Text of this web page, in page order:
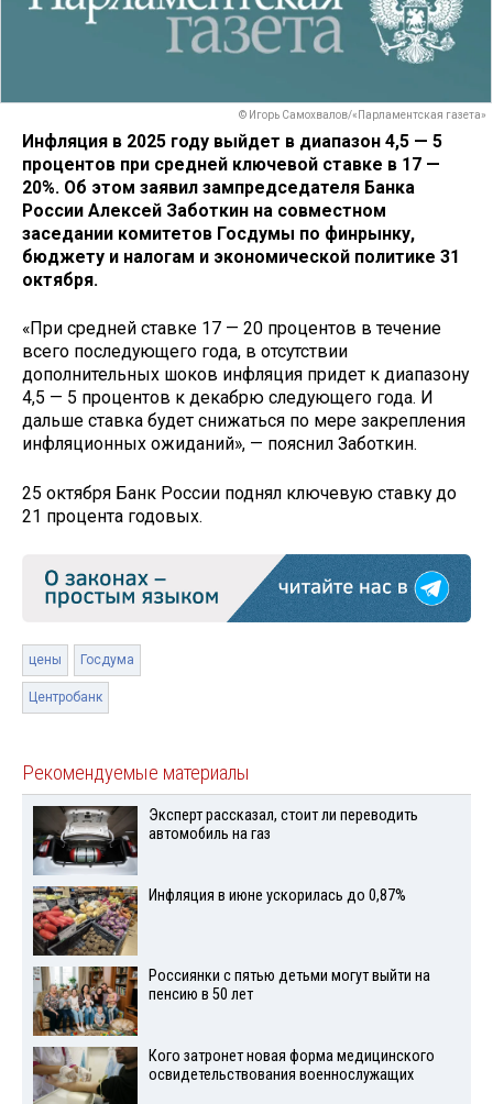
© Игорь Самохвалов/«Парламентская газета»
Инфляция в 2025 году выйдет в диапазон 4,5 — 5
процентов при средней ключевой ставке в 17 —
20%. Об этом заявил зампредседателя Банка
России Алексей Заботкин на совместном
заседании комитетов Госдумы по финрынку,
бюджету и налогам и экономической политике 31
октября.
«При средней ставке 17 — 20 процентов в течение
всего последующего года, в отсутствии
дополнительных шоков инфляция придет к диапазону
4,5 — 5 процентов к декабрю следующего года. И
дальше ставка будет снижаться по мере закрепления
инфляционных ожиданий», — пояснил Заботкин.
25 октября Банк России поднял ключевую ставку до
21 процента годовых.
цены Госдума
Центробанк
Рекомендуемые материалы
Эксперт рассказал, стоит ли переводить
автомобиль на газ
Инфляция в июне ускорилась до 0,87%
Россиянки с пятью детьми могут выйти на
пенсию в 50 лет
Кого затронет новая форма медицинского
освидетельствования военнослужащих